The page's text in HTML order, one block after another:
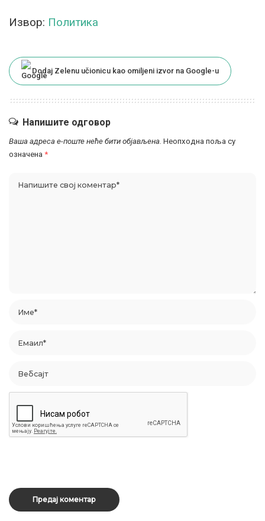
Извор: Политика
Dodaj Zelenu učionicu kao omiljeni izvor na Google-u
Напишите одговор
Ваша адреса е-поште неће бити објављена. Неопходна поља су
означена *